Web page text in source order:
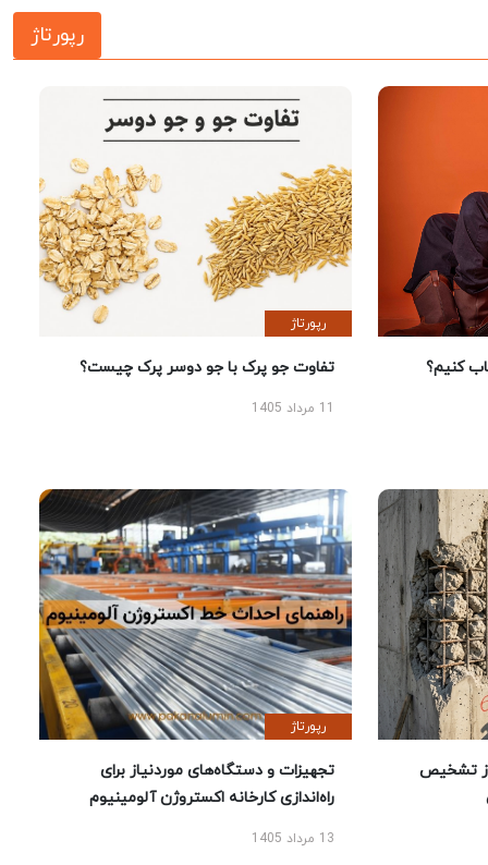
رپورتاژ
کنیم؟
رپورتاژ
تفاوت جو پرک با جو دوسر پرک چیست؟
تشخیص
رپورتاژ
تجهیزات و دستگاه‌های موردنیاز برای
راه‌اندازی کارخانه اکستروژن آلومینیوم
13 مرداد 1405